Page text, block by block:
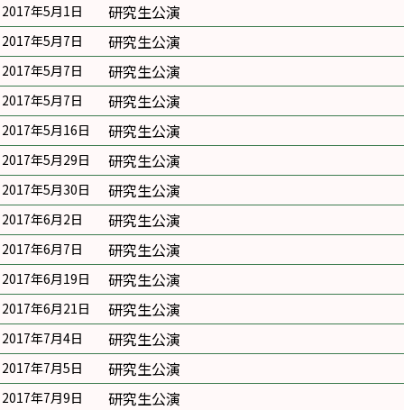
2017年5月1日 研究生公演
2017年5月7日 研究生公演
2017年5月7日 研究生公演
2017年5月7日 研究生公演
2017年5月16日 研究生公演
2017年5月29日 研究生公演
2017年5月30日 研究生公演
2017年6月2日 研究生公演
2017年6月7日 研究生公演
2017年6月19日 研究生公演
2017年6月21日 研究生公演
2017年7月4日 研究生公演
2017年7月5日 研究生公演
2017年7月9日 研究生公演